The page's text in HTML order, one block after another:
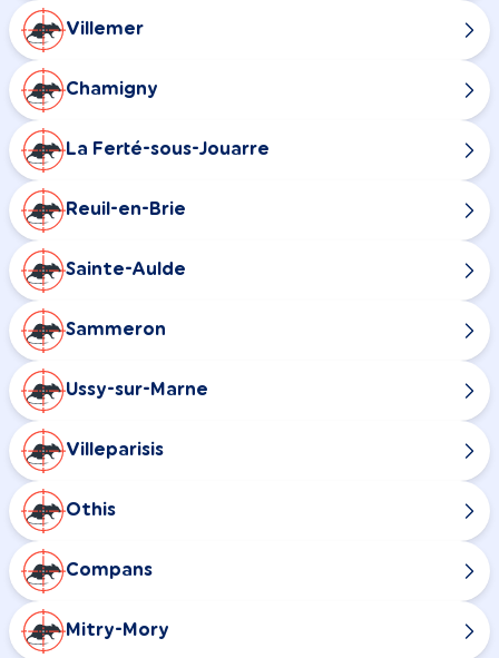
Villemer
Chamigny
La Ferté-sous-Jouarre
Reuil-en-Brie
Sainte-Aulde
Sammeron
Ussy-sur-Marne
Villeparisis
Othis
Compans
Mitry-Mory